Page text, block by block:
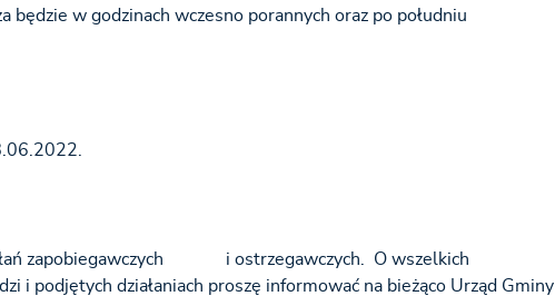
w godzinach wczesno porannych oraz po południu
zapobiegawczych i ostrzegawczych. O wszelkich
i podjętych działaniach proszę informować na bieżąco Urząd Gminy